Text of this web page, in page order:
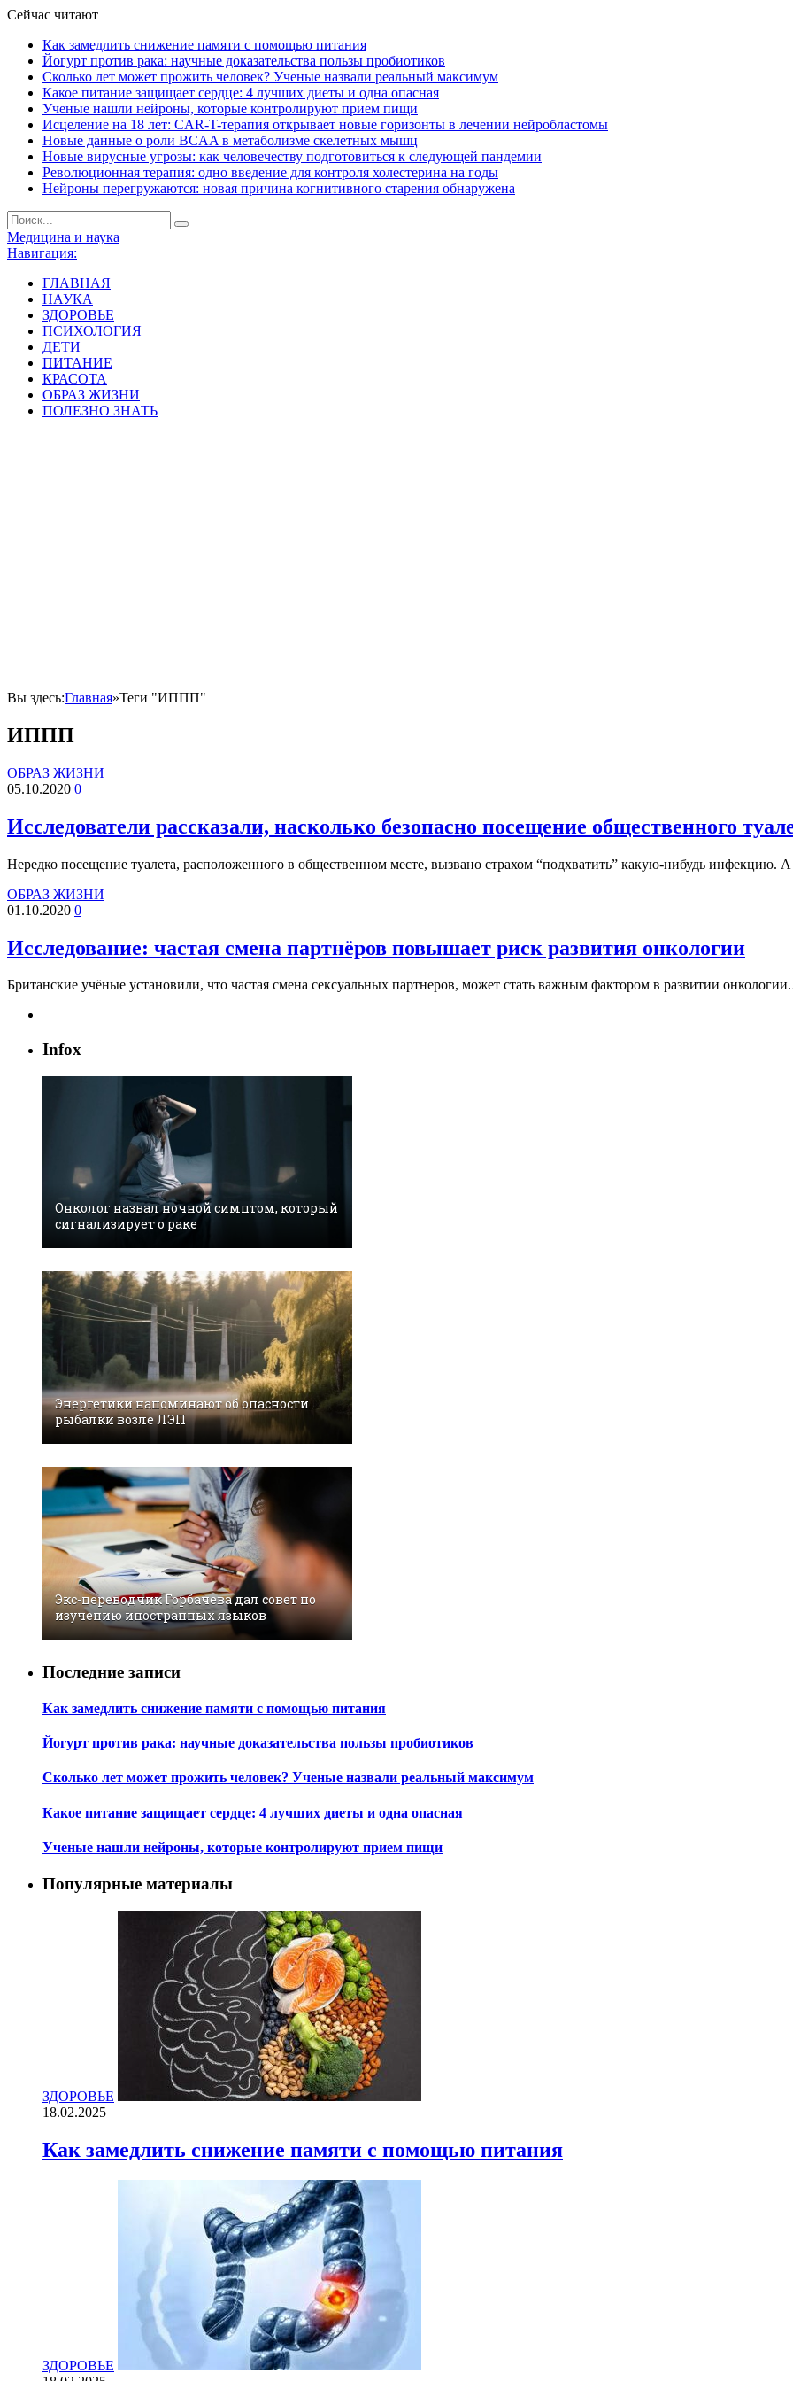
Сейчас читают
Как замедлить снижение памяти с помощью питания
Йогурт против рака: научные доказательства пользы пробиотиков
Сколько лет может прожить человек? Ученые назвали реальный максимум
Какое питание защищает сердце: 4 лучших диеты и одна опасная
Ученые нашли нейроны, которые контролируют прием пищи
Исцеление на 18 лет: CAR-T-терапия открывает новые горизонты в лечении нейробластомы
Новые данные о роли BCAA в метаболизме скелетных мышц
Новые вирусные угрозы: как человечеству подготовиться к следующей пандемии
Революционная терапия: одно введение для контроля холестерина на годы
Нейроны перегружаются: новая причина когнитивного старения обнаружена
Медицина и наука
Навигация:
ГЛАВНАЯ
НАУКА
ЗДОРОВЬЕ
ПСИХОЛОГИЯ
ДЕТИ
ПИТАНИЕ
КРАСОТА
ОБРАЗ ЖИЗНИ
ПОЛЕЗНО ЗНАТЬ
Вы здесь:Главная»Теги "ИППП"
ИППП
ОБРАЗ ЖИЗНИ
05.10.2020 0
Исследователи рассказали, насколько безопасно посещение общественного
Нередко посещение туалета, расположенного в общественном месте, вызвано страхом “подхватить” какую-нибудь инфекцию.
ОБРАЗ ЖИЗНИ
01.10.2020 0
Исследование: частая смена партнёров повышает риск развития онкологии
Британские учёные установили, что частая смена сексуальных партнеров, может стать важным фактором в развитии
Infox
Онколог назвал ночной симптом, который
сигнализирует о раке
Энергетики напоминают об опасности
рыбалки возле ЛЭП
Экс-переводчик Горбачева дал совет по
изучению иностранных языков
Последние записи
Как замедлить снижение памяти с помощью питания
Йогурт против рака: научные доказательства пользы пробиотиков
Сколько лет может прожить человек? Ученые назвали реальный максимум
Какое питание защищает сердце: 4 лучших диеты и одна опасная
Ученые нашли нейроны, которые контролируют прием пищи
Популярные материалы
ЗДОРОВЬЕ
18.02.2025
Как замедлить снижение памяти с помощью питания
ЗДОРОВЬЕ